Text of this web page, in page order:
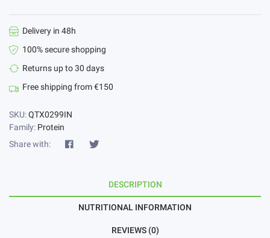
Delivery in 48h
100% secure shopping
Returns up to 30 days
Free shipping from €150
SKU:QTX0299IN
Family: Protein
Share with:
DESCRIPTION
NUTRITIONAL INFORMATION
REVIEWS (0)